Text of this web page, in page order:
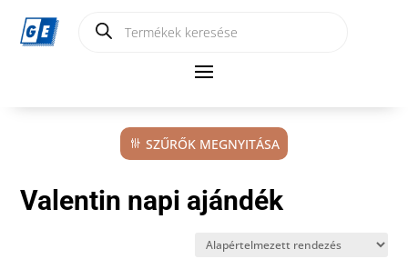
search
SZŰRŐK MEGNYITÁSA
Valentin napi ajándék